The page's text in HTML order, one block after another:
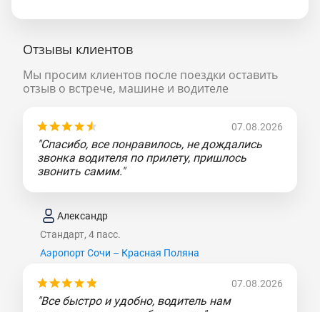
Отзывы клиентов
Мы просим клиентов после поездки оставить
отзыв о встрече, машине и водителе
07.08.2026
"Спасибо, все понравилось, не дождались
звонка водителя по прилету, пришлось
звонить самим."
Александр
Стандарт, 4 пасс.
Аэропорт Сочи – Красная Поляна
07.08.2026
"Все быстро и удобно, водитель нам